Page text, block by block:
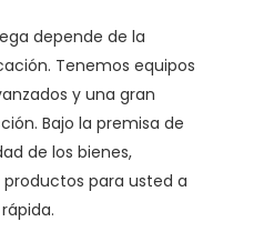
depende de la
Tenemos equipos
y una gran
Bajo la premisa de
de los bienes,
para usted a